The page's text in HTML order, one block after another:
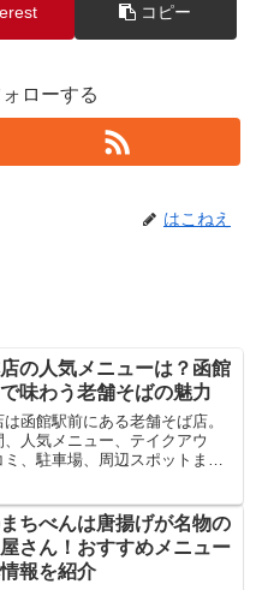
コピー
ローする
はこねえ
の人気メニューは？函館
味わう老舗そばの魅力
函館駅前にある老舗そば店。
、人気メニュー、テイクアウ
ミ、駐車場、周辺スポットまで
ちべんは唐揚げが名物の
さん！おすすめメニュー
報を紹介